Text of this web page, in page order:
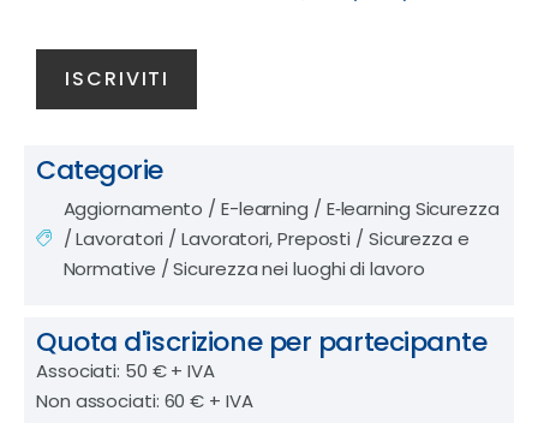
Categorie
Aggiornamento / E-learning / E‑learning Sicurezza
/Lavoratori /Lavoratori, Preposti / Sicurezza e
Normative /Sicurezza nei luoghi di lavoro
Quota d'iscrizione per partecipante
Associati: 50 € + IVA
Non associati: 60 € + IVA